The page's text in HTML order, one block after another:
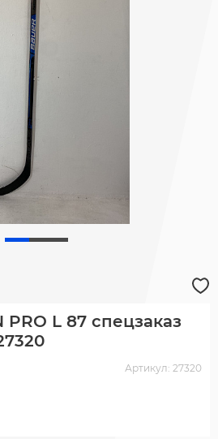
PRO L 87 спецзаказ
Артикул: 27320